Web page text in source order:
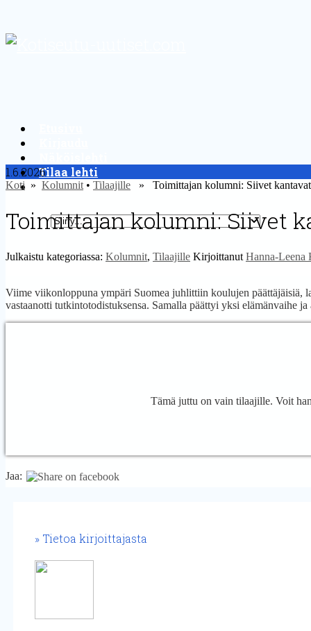
Tilaa lehti
Yhteystiedot
1.6.2026
Koti » Kolumnit • Tilaajille » Toimittajan kolumni: Siivet kantavat
Toimittajan kolumni: Siivet
Julkaistu kategoriassa: Kolumnit, Tilaajille Kirjoittanut Hanna-Leena
Viime viikonloppuna ympäri Suomea juhlittiin koulujen päättäjäisiä,
vastaanotti tutkintotodistuksensa. Samalla päättyi yksi elämänvaihe
Tämä juttu on vain tilaajille. Voit
Jaa:
Tietoa kirjoittajasta